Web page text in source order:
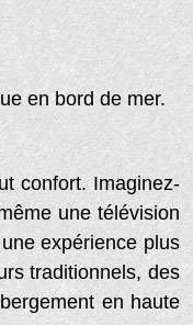
en bord de mer.
confort. Imaginez-
une télévision
expérience plus
traditionnels, des
en haute